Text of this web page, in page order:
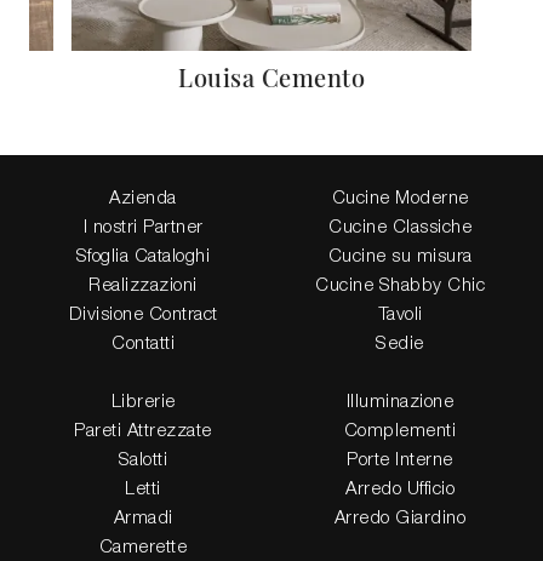
Louisa Cemento
Azienda
I nostri Partner
Sfoglia Cataloghi
Realizzazioni
Divisione Contract
Contatti
Cucine Moderne
Cucine Classiche
Cucine su misura
Cucine Shabby Chic
Tavoli
Sedie
Librerie
Pareti Attrezzate
Salotti
Letti
Armadi
Camerette
Illuminazione
Complementi
Porte Interne
Arredo Ufficio
Arredo Giardino